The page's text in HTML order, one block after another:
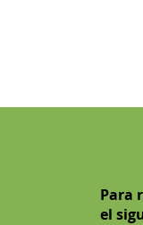
Para
el